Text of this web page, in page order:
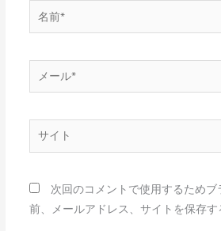
前
ー
イ
次回のコメントで使用するため
前、メールアドレス、サイトを保存す